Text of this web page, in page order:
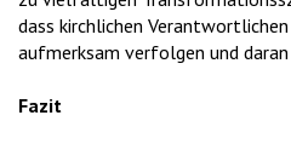
dass kirchlichen
aufmerksam verfolgen und
Fazit